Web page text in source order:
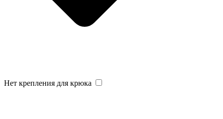
Нет крепления для крюка